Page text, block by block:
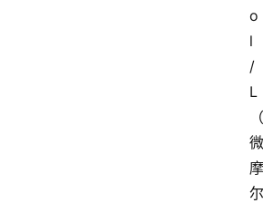
o
l
/
L
（
微
摩
尔